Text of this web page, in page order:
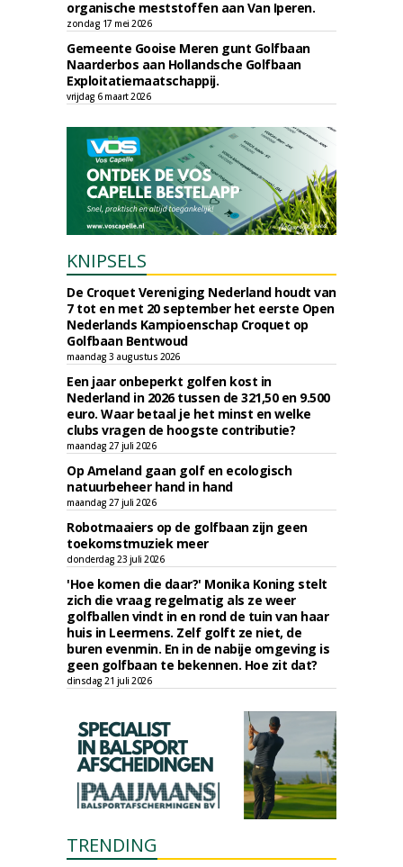
organische meststoffen aan Van Iperen.
zondag 17 mei 2026
Gemeente Gooise Meren gunt Golfbaan
Naarderbos aan Hollandsche Golfbaan
Exploitatiemaatschappij.
vrijdag 6 maart 2026
KNIPSELS
De Croquet Vereniging Nederland houdt van
7 tot en met 20 september het eerste Open
Nederlands Kampioenschap Croquet op
Golfbaan Bentwoud
maandag 3 augustus 2026
Een jaar onbeperkt golfen kost in
Nederland in 2026 tussen de 321,50 en 9.500
euro. Waar betaal je het minst en welke
clubs vragen de hoogste contributie?
maandag 27 juli 2026
Op Ameland gaan golf en ecologisch
natuurbeheer hand in hand
maandag 27 juli 2026
Robotmaaiers op de golfbaan zijn geen
toekomstmuziek meer
donderdag 23 juli 2026
'Hoe komen die daar?' Monika Koning stelt
zich die vraag regelmatig als ze weer
golfballen vindt in en rond de tuin van haar
huis in Leermens. Zelf golft ze niet, de
buren evenmin. En in de nabije omgeving is
geen golfbaan te bekennen. Hoe zit dat?
dinsdag 21 juli 2026
TRENDING